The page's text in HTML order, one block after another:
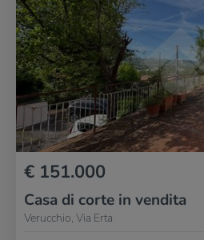
€ 151.000
Casa di corte in vendita
Verucchio, Via Erta